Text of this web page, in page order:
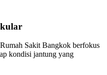
Sakit Bangkok berfokus
kondisi jantung yang